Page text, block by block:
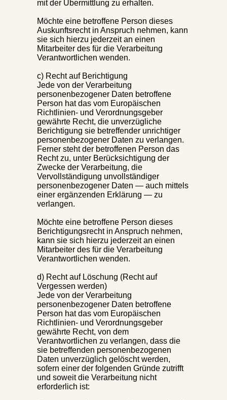
mit der Übermittlung zu erhalten.
Möchte eine betroffene Person dieses
Auskunftsrecht in Anspruch nehmen, kann
sie sich hierzu jederzeit an einen
Mitarbeiter des für die Verarbeitung
Verantwortlichen wenden.
c) Recht auf Berichtigung
Jede von der Verarbeitung
personenbezogener Daten betroffene
Person hat das vom Europäischen
Richtlinien- und Verordnungsgeber
gewährte Recht, die unverzügliche
Berichtigung sie betreffender unrichtiger
personenbezogener Daten zu verlangen.
Ferner steht der betroffenen Person das
Recht zu, unter Berücksichtigung der
Zwecke der Verarbeitung, die
Vervollständigung unvollständiger
personenbezogener Daten — auch mittels
einer ergänzenden Erklärung — zu
verlangen.
Möchte eine betroffene Person dieses
Berichtigungsrecht in Anspruch nehmen,
kann sie sich hierzu jederzeit an einen
Mitarbeiter des für die Verarbeitung
Verantwortlichen wenden.
d) Recht auf Löschung (Recht auf
Vergessen werden)
Jede von der Verarbeitung
personenbezogener Daten betroffene
Person hat das vom Europäischen
Richtlinien- und Verordnungsgeber
gewährte Recht, von dem
Verantwortlichen zu verlangen, dass die
sie betreffenden personenbezogenen
Daten unverzüglich gelöscht werden,
sofern einer der folgenden Gründe zutrifft
und soweit die Verarbeitung nicht
erforderlich ist: